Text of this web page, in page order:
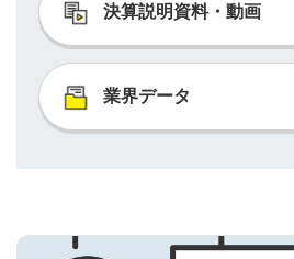
決算説明資料・動画
業界データ